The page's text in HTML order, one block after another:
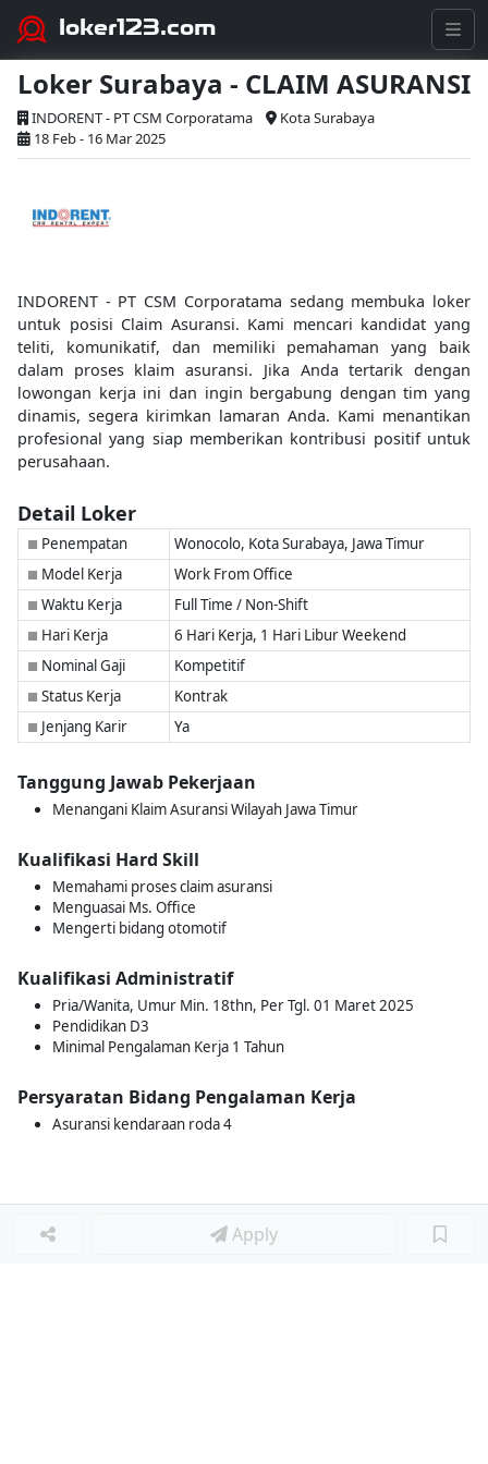
loker123.com
Loker Surabaya - CLAIM ASURANSI
INDORENT - PT CSM Corporatama
Kota Surabaya
18 Feb - 16 Mar 2025
INDORENT - PT CSM Corporatama sedang membuka loker
untuk posisi Claim Asuransi. Kami mencari kandidat yang
teliti, komunikatif, dan memiliki pemahaman yang baik
dalam proses klaim asuransi. Jika Anda tertarik dengan
lowongan kerja ini dan ingin bergabung dengan tim yang
dinamis, segera kirimkan lamaran Anda. Kami menantikan
profesional yang siap memberikan kontribusi positif untuk
perusahaan.
Detail Loker
■ Penempatan Wonocolo, Kota Surabaya, Jawa Timur
■ Model Kerja Work From Office
■ Waktu Kerja Full Time / Non-Shift
■ Hari Kerja 6 Hari Kerja, 1 Hari Libur Weekend
■ Nominal Gaji Kompetitif
■ Status Kerja Kontrak
■ Jenjang Karir Ya
Tanggung Jawab Pekerjaan
Menangani Klaim Asuransi Wilayah Jawa Timur
Kualifikasi Hard Skill
Memahami proses claim asuransi
Menguasai Ms. Office
Mengerti bidang otomotif
Kualifikasi Administratif
Pria/Wanita, Umur Min. 18thn, Per Tgl. 01 Maret 2025
Pendidikan D3
Minimal Pengalaman Kerja 1 Tahun
Persyaratan Bidang Pengalaman Kerja
Asuransi kendaraan roda 4
Apply